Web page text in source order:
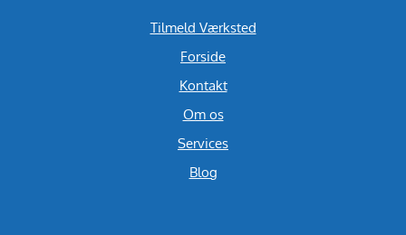
Tilmeld Værksted
Forside
Kontakt
Om os
Services
Blog